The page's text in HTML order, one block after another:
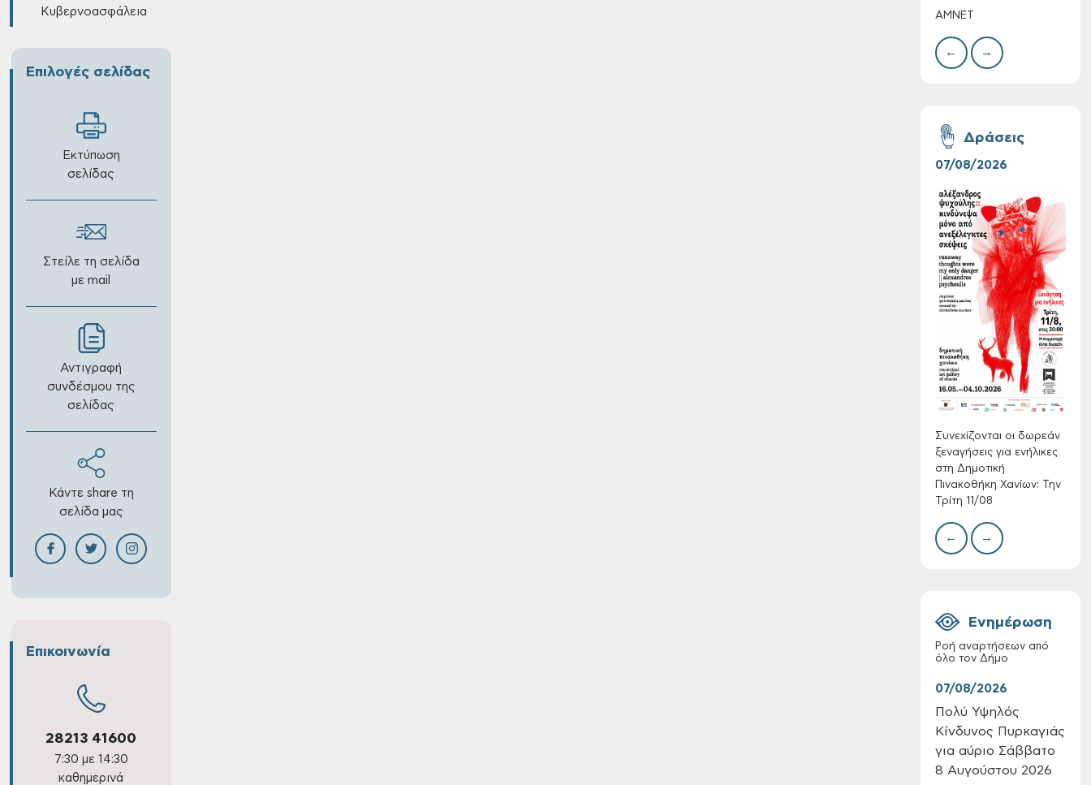
Κυβερνοασφάλεια
Επιλογές σελίδας
Εκτύπωση
σελίδας
Στείλε τη σελίδα
με mail
Αντιγραφή
συνδέσμου της
σελίδας
Κάντε share τη
σελίδα μας
Επικοινωνία
28213 41600
7:30 με 14:30
καθημερινά
δωρεάν ξεναγήσεις
για ενήλικες στη
Δημοτική
Την Τρίτη 11/08
Τακτική συνεδρίαση
Δημοτικής
Επιτροπής στις 10-
08-2026
Επαναλειτουργία
Ονουφρίου
Πίνακες Κατάταξης
ΑΜΝΕΤ
← →
Δράσεις
07/08/2026
Συνεχίζονται οι δωρεάν
ξεναγήσεις για ενήλικες
στη Δημοτική
Πινακοθήκη Χανίων: Την
Τρίτη 11/08
← →
Ενημέρωση
Ροή αναρτήσεων από
όλο τον Δήμο
07/08/2026
Πολύ Υψηλός
Κίνδυνος Πυρκαγιάς
για αύριο Σάββατο
8 Αυγούστου 2026